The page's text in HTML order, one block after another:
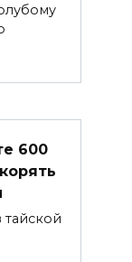
600
тайской